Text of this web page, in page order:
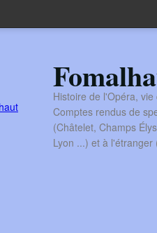
Histoire de l'Opéra,
Comptes rendus de
(Châtelet, Champs
Lyon ...) et à